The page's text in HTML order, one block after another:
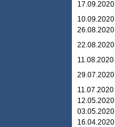
17.09.2020
10.09.2020
26.08.2020
22.08.2020
11.08.2020
29.07.2020
11.07.2020
12.05.2020
03.05.2020
16.04.2020